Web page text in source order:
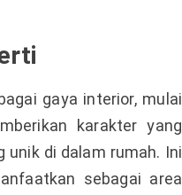
gaya interior, mulai
karakter yang
unik di dalam rumah. Ini
sebagai area